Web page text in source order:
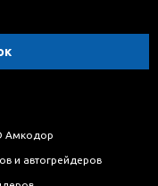
Амкодор
и автогрейдеров